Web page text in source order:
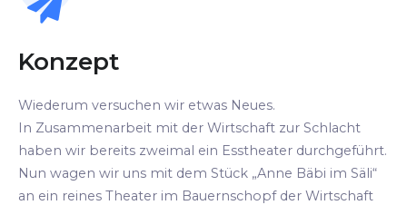
Konzept
Wiederum versuchen wir etwas Neues.
In Zusammenarbeit mit der Wirtschaft zur Schlacht
haben wir bereits zweimal ein Esstheater durchgeführt.
Nun wagen wir uns mit dem Stück „Anne Bäbi im Säli“
an ein reines Theater im Bauernschopf der Wirtschaft